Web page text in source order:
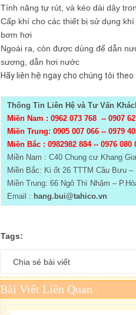
Tính năng tự rút, và kéo dài dây
Cấp khí cho các thiết bị sử dụng
bơm hơi
Ngoài ra, còn được dùng để dẫn
sương, dẫn hơi nước
Hãy liên hệ ngay cho chúng tôi theo
Thông Tin Liên Hệ và Tư Vấn
Miền Nam : 0962 073 768 -- 0907
Miền Trung: 0905 007 066 -- 0979
Miền Bắc : 0982982 884 -- 0976 080
Miền Nam : C40 Chung cư Khang
Miền Bắc: Ki ốt 26 TTTM Cầu Bưu
Miền Trung: 66 Ngô Thì Nhậm –
Email : hang.bui@tahico.vn
Tags:
Chia sẻ bài viết
Bài Viết Liên Quan